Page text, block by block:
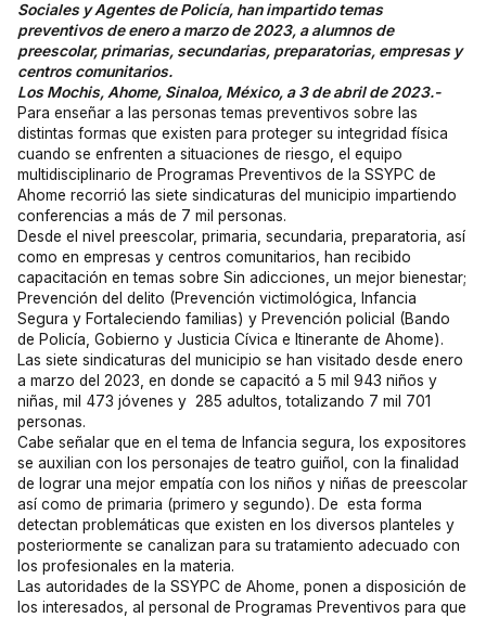
Sociales y Agentes de Policía, han impartido temas
preventivos de enero a marzo de 2023, a alumnos de
preescolar, primarias, secundarias, preparatorias, empresas y
centros comunitarios.
Los Mochis, Ahome, Sinaloa, México, a 3 de abril de 2023.-
Para enseñar a las personas temas preventivos sobre las
distintas formas que existen para proteger su integridad física
cuando se enfrenten a situaciones de riesgo, el equipo
multidisciplinario de Programas Preventivos de la SSYPC de
Ahome recorrió las siete sindicaturas del municipio impartiendo
conferencias a más de 7 mil personas.
Desde el nivel preescolar, primaria, secundaria, preparatoria, así
como en empresas y centros comunitarios, han recibido
capacitación en temas sobre Sin adicciones, un mejor bienestar;
Prevención del delito (Prevención victimológica, Infancia
Segura y Fortaleciendo familias) y Prevención policial (Bando
de Policía, Gobierno y Justicia Cívica e Itinerante de Ahome).
Las siete sindicaturas del municipio se han visitado desde enero
a marzo del 2023, en donde se capacitó a 5 mil 943 niños y
niñas, mil 473 jóvenes y 285 adultos, totalizando 7 mil 701
personas.
Cabe señalar que en el tema de Infancia segura, los expositores
se auxilian con los personajes de teatro guiñol, con la finalidad
de lograr una mejor empatía con los niños y niñas de preescolar
así como de primaria (primero y segundo). De esta forma
detectan problemáticas que existen en los diversos planteles y
posteriormente se canalizan para su tratamiento adecuado con
los profesionales en la materia.
Las autoridades de la SSYPC de Ahome, ponen a disposición de
los interesados, al personal de Programas Preventivos para que